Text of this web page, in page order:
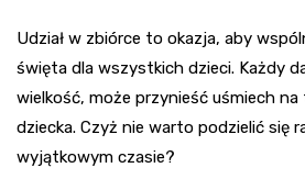
Udział w zbiórce to okazja, aby
święta dla wszystkich dzieci. Każdy
wielkość, może przynieść uśmiech
dziecka. Czyż nie warto podzielić się
wyjątkowym czasie?